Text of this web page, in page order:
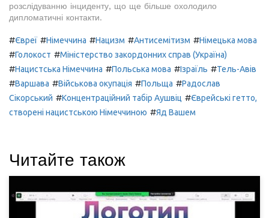
розслідуванню інциденту, що ще більше охолодило
дипломатичні контакти.
#Євреї #Німеччина #Нацизм #Антисемітизм #Німецька мова
#Голокост #Міністерство закордонних справ (Україна)
#Нацистська Німеччина #Польська мова #Ізраїль #Тель-Авів
#Варшава #Військова окупація #Польща #Радослав
Сікорський #Концентраційний табір Аушвіц #Єврейські гетто,
створені нацистською Німеччиною #Яд Вашем
Читайте також